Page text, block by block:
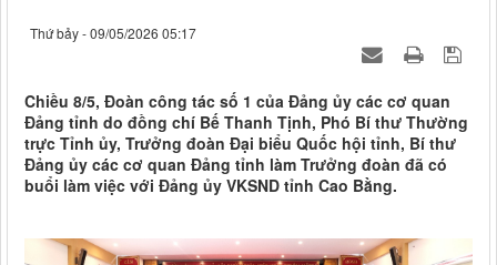
Thứ bảy - 09/05/2026 05:17
Chiều 8/5, Đoàn công tác số 1 của Đảng ủy các cơ quan
Đảng tỉnh do đồng chí Bế Thanh Tịnh, Phó Bí thư Thường
trực Tỉnh ủy, Trưởng đoàn Đại biểu Quốc hội tỉnh, Bí thư
Đảng ủy các cơ quan Đảng tỉnh làm Trưởng đoàn đã có
buổi làm việc với Đảng ủy VKSND tỉnh Cao Bằng.